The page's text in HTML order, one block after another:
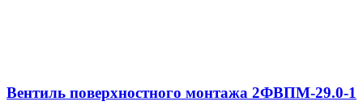
Вентиль поверхностного монтажа 2ФВПМ-29.0-1